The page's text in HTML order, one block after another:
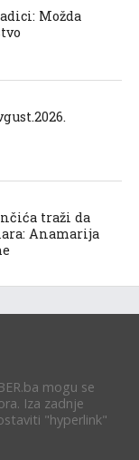
Možda
traži da
Anamarija
mogu se
Iza zadnje
"hyperlink"